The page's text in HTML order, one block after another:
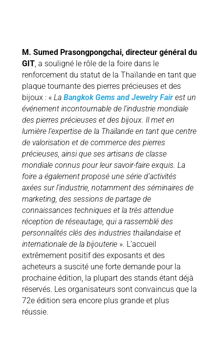
M. Sumed Prasongpongchai, directeur général du
GIT, a souligné le rôle de la foire dans le
renforcement du statut de la Thaïlande en tant que
plaque tournante des pierres précieuses et des
bijoux : « La Bangkok Gems and Jewelry Fair est un
événement incontournable de l’industrie mondiale
des pierres précieuses et des bijoux. Il met en
lumière l’expertise de la Thaïlande en tant que centre
de valorisation et de commerce des pierres
précieuses, ainsi que ses artisans de classe
mondiale connus pour leur savoir-faire exquis. La
foire a également proposé une série d’activités
axées sur l’industrie, notamment des séminaires de
marketing, des sessions de partage de
connaissances techniques et la très attendue
réception de réseautage, qui a rassemblé des
personnalités clés des industries thaïlandaise et
internationale de la bijouterie». L’accueil
extrêmement positif des exposants et des
acheteurs a suscité une forte demande pour la
prochaine édition, la plupart des stands étant déjà
réservés. Les organisateurs sont convaincus que la
72e édition sera encore plus grande et plus
réussie.